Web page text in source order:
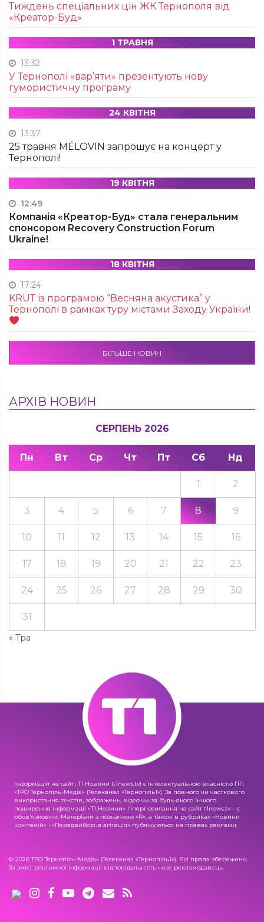
Тиждень спеціальних цін ЖК Тернополя від
«Креатор-Буд»
1 ТРАВНЯ
13:32
У Тернополі «вар’яти» презентують нову
гумористичну програму
24 КВІТНЯ
13:37
25 травня MÉLOVIN запрошує на концерт у
Тернополі!
19 КВІТНЯ
12:49
Компанія «Креатор-Буд» стала генеральним
спонсором Recovery Construction Forum
Ukraine!
18 КВІТНЯ
17:24
KRUТ із програмою “Весняна акустика” у
Тернополі в рамках туру містами Заходу України!
БІЛЬШЕ НОВИН
АРХІВ НОВИН
СЕРПЕНЬ 2026
Пн Вт Ср Чт Пт Сб Нд
« Тра
1 2
3 4 5 6 7 8 9
10 11 12 13 14 15 16
17 18 19 20 21 22 23
24 25 26 27 28 29 30
31
Інформація на сайті Т1 Новини (t1news.tv) є інтелектуальною власністю ПП
«ТРО Тернопіль-Медіа» (Телеканал «Тернопіль1»). За повного чи часткового
використання текстів, зображень, відео чи за будь-якого іншого
поширення інформації «Т1 Новини» гіперпосилання на сайт t1news.tv – є
обов'язковим. Матеріали з позначкою «R», а також в рубриках «Новини
компаній» і «Передвиборча агітація» публікуються на правах реклами.
© 2026 ТРО Тернопіль-Медіа» (Телеканал «Тернопіль1»). Всі права збережено.
За зміст рекламної інформації відповідальність несе рекламодавець.